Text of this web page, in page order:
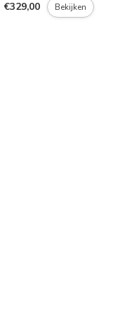
€329,00 Bekijken